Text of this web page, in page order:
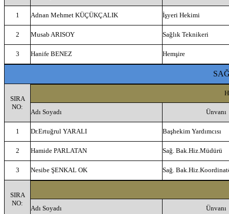
1 Adnan Mehmet KÜÇÜKÇALIK İşyeri Hekimi
2 Musab ARISOY Sağlık Teknikeri
3 Hanife BENEZ Hemşire
SIRA
NO:
Adı Soyadı Ünvanı
1 Dr.Ertuğrul YARALI Başhekim Yardımcısı
2 Hamide PARLATAN Sağ. Bak.Hiz.Müdürü
3 Nesibe ŞENKAL OK Sağ.
SIRA
NO:
Adı Soyadı Ünvanı